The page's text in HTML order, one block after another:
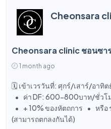
1 month ago
🗓️ เข้าเวรวันที่: ศุกร์/เสาร์/อาทิตย์ ของทุกเดือน 💵 ค่าตอบแ
• ค่า DF: 600-800บาท/ชั่วโ
• + 10% ของหัตถการ • หรือ ราคาเหมา แล้วการันตีเป็นวัน
(สามารถตกลงกันได้)